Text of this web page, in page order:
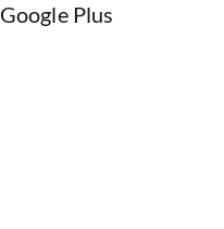
Google Plus